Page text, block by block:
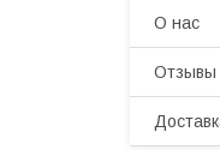
О нас
Отзывы